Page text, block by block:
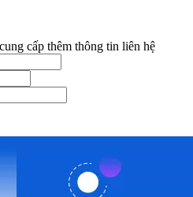
cấp thêm thông tin liên hệ